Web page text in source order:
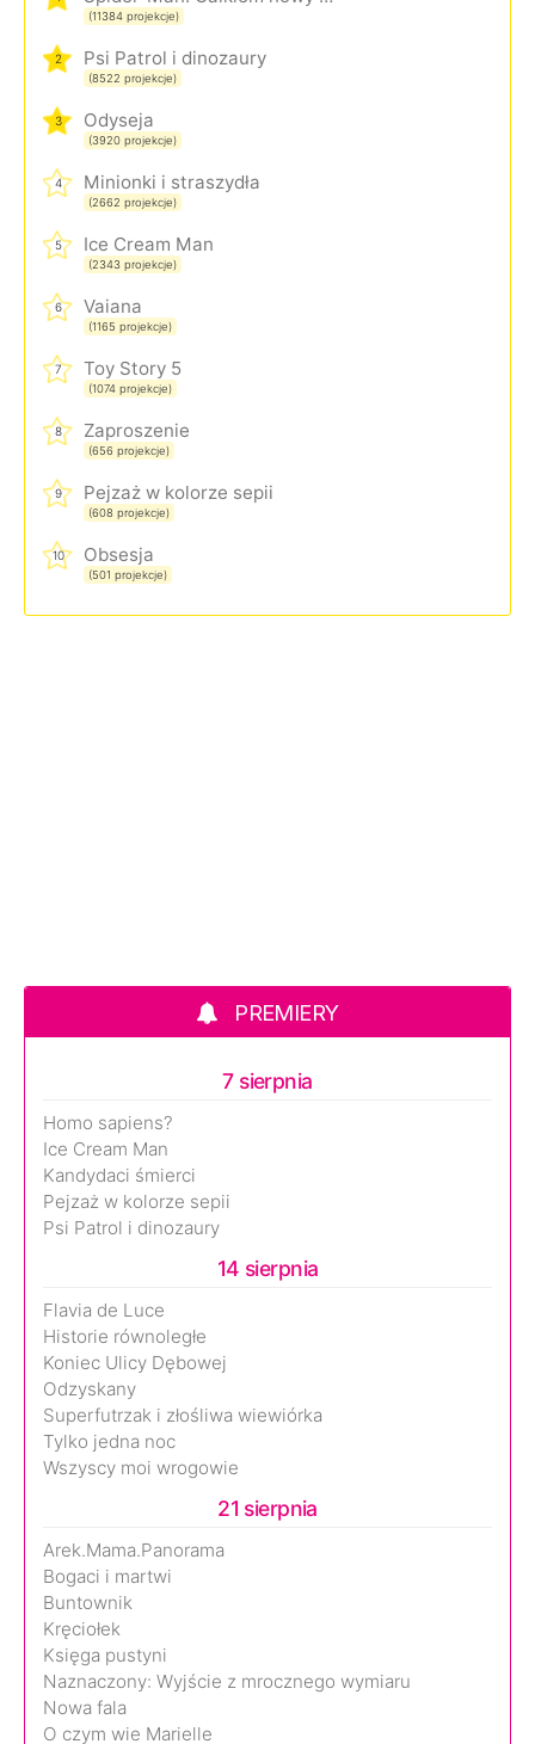
(11384 projekcje)
2 Psi Patrol i dinozaury
(8522 projekcje)
3 Odyseja
(3920 projekcje)
4 Minionki i straszydła
(2662 projekcje)
5 Ice Cream Man
(2343 projekcje)
6 Vaiana
(1165 projekcje)
7 Toy Story 5
(1074 projekcje)
8 Zaproszenie
(656 projekcje)
9 Pejzaż w kolorze sepii
(608 projekcje)
10 Obsesja
(501 projekcje)
PREMIERY
7 sierpnia
Homo sapiens?
Ice Cream Man
Kandydaci śmierci
Pejzaż w kolorze sepii
Psi Patrol i dinozaury
14 sierpnia
Flavia de Luce
Historie równoległe
Koniec Ulicy Dębowej
Odzyskany
Superfutrzak i złośliwa wiewiórka
Tylko jedna noc
Wszyscy moi wrogowie
21 sierpnia
Arek.Mama.Panorama
Bogaci i martwi
Buntownik
Kręciołek
Księga pustyni
Naznaczony: Wyjście z mrocznego wymiaru
Nowa fala
O czym wie Marielle